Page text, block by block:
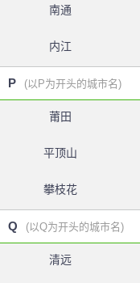
南通
内江
P (以P为开头的城市名)
莆田
平顶山
攀枝花
Q (以Q为开头的城市名)
清远